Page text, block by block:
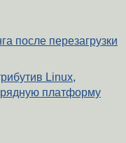
после перезагрузки
Linux,
платформу